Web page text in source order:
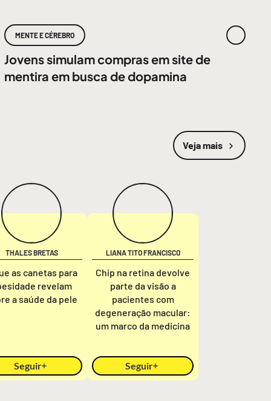
MENTE E CÉREBRO
Jovens simulam compras em site de
mentira em busca de dopamina
Veja mais
THALES BRETAS
as canetas para
revelam
a saúde da pele
Seguir
LIANA TITO FRANCISCO
Chip na retina devolve
parte da visão a
pacientes com
degeneração macular:
um marco da medicina
Seguir